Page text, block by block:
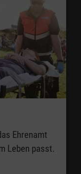
Ehrenamt
Leben passt.